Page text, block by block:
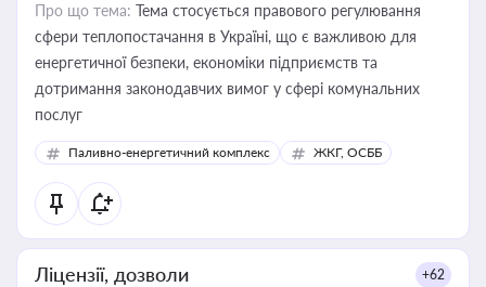
Про що тема: Тема стосується правового регулювання
сфери теплопостачання в Україні, що є важливою для
енергетичної безпеки, економіки підприємств та
дотримання законодавчих вимог у сфері комунальних
послуг
Паливно-енергетичний комплекс ЖКГ, ОСББ
Ліцензії, дозволи +62